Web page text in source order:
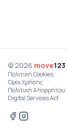
© 2026 move123
Πολιτική Cookies
Όροι Χρήσης
Πολιτική Απορρήτου
Digital Services Act